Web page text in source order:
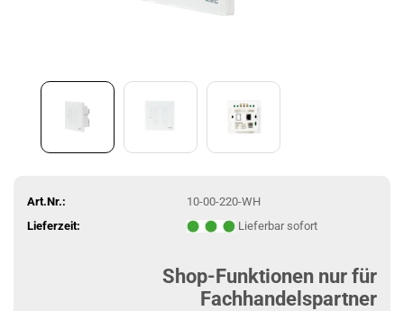
Art.Nr.:
10-00-220-WH
Lieferzeit:
Lieferbar sofort
Shop-Funktionen nur für
Fachhandelspartner